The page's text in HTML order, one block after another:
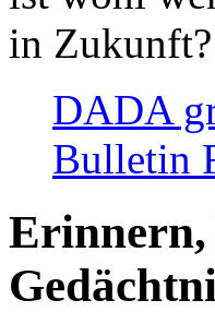
in Zukunft?
DADA
Bulletin
Erinnern,